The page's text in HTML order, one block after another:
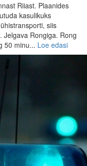
Riiast. Plaanides
kasulikuks
siis
Jelgava Rongiga. Rong
50 minu... Loe edasi